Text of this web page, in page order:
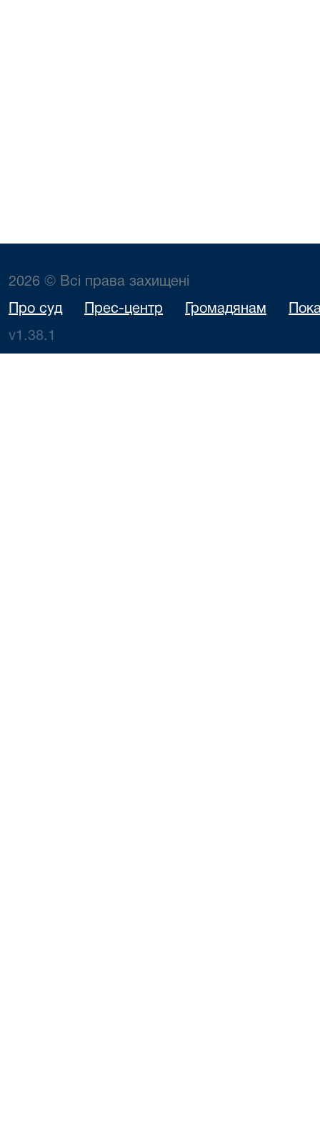
2026 © Всі права захищені
Про суд Прес-центр Громадянам
v1.38.1